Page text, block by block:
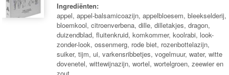
Ingrediënten:
appel, appel-balsamicoazijn, appelbloesem, bleekselderij,
bloemkool, citroenverbena, dille, dilletakjes, dragon,
duizendblad, fluitenkruid, komkommer, koolrabi, look-
zonder-look, ossenmerg, rode biet, rozenbottelazijn,
suiker, tijm, ui, varkensribbetjes, vogelmuur, water, witte
dovenetel, wittewijnazijn, wortel, wortelgroen, zeewier en
zout